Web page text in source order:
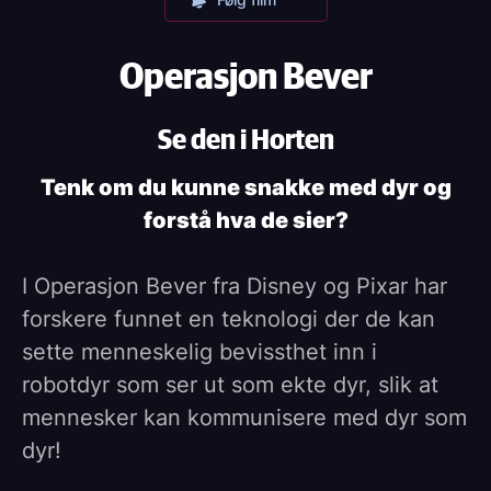
Operasjon Bever
Se den i Horten
Tenk om du kunne snakke med dyr og
forstå hva de sier?
I Operasjon Bever fra Disney og Pixar har
forskere funnet en teknologi der de kan
sette menneskelig bevissthet inn i
robotdyr som ser ut som ekte dyr, slik at
mennesker kan kommunisere med dyr som
dyr!